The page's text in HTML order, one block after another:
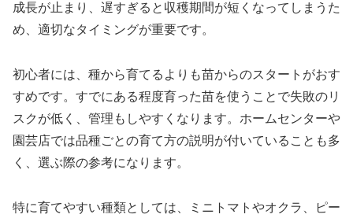
成長が止まり、遅すぎると収穫期間が短くなってしまうた
め、適切なタイミングが重要です。
初心者には、種から育てるよりも苗からのスタートがおす
すめです。すでにある程度育った苗を使うことで失敗のリ
スクが低く、管理もしやすくなります。ホームセンターや
園芸店では品種ごとの育て方の説明が付いていることも多
く、選ぶ際の参考になります。
特に育てやすい種類としては、ミニトマトやオクラ、ピー